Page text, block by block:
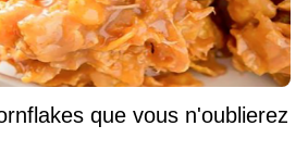
que vous n'oublierez